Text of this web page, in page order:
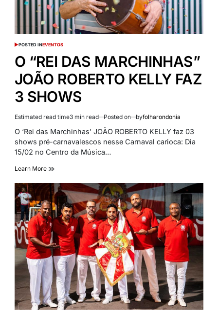
POSTED INEVENTOS
O “REI DAS MARCHINHAS”
JOÃO ROBERTO KELLY FAZ
3 SHOWS
Estimated read time3 min read Posted on byfolharondonia
O ‘Rei das Marchinhas’ JOÃO ROBERTO KELLY faz 03
shows pré-carnavalescos nesse Carnaval carioca: Dia
15/02 no Centro da Música…
Learn More